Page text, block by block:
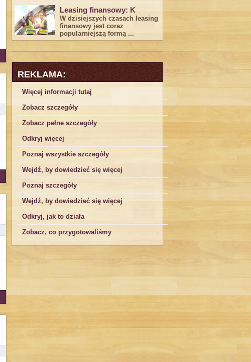
Leasing finansowy: K
W dzisiejszych czasach leasing ​
finansowy jest ⁢coraz
popularniejszą formą ...
REKLAMA:
Więcej informacji tutaj
Zobacz szczegóły
Zobacz pełne szczegóły
Odkryj więcej
Poznaj wszystkie szczegóły
Wejdź, by dowiedzieć się więcej
Poznaj szczegóły
Wejdź, by dowiedzieć się więcej
Odkryj, jak to działa
Zobacz, co przygotowaliśmy